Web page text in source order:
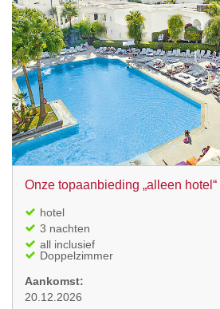
Onze topaanbieding „alleen hotel“
hotel
3 nachten
all inclusief
Doppelzimmer
Aankomst:
20.12.2026